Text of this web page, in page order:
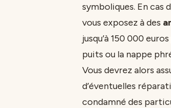
symboliques. En cas
vous exposez à des
jusqu’à 150 000
puits ou la nappe
Vous devrez alors
d’éventuelles
condamné des